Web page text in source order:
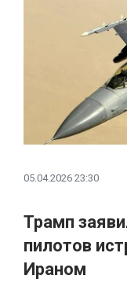
05.04.2026 23:30
Трамп
пилотов
Ираном